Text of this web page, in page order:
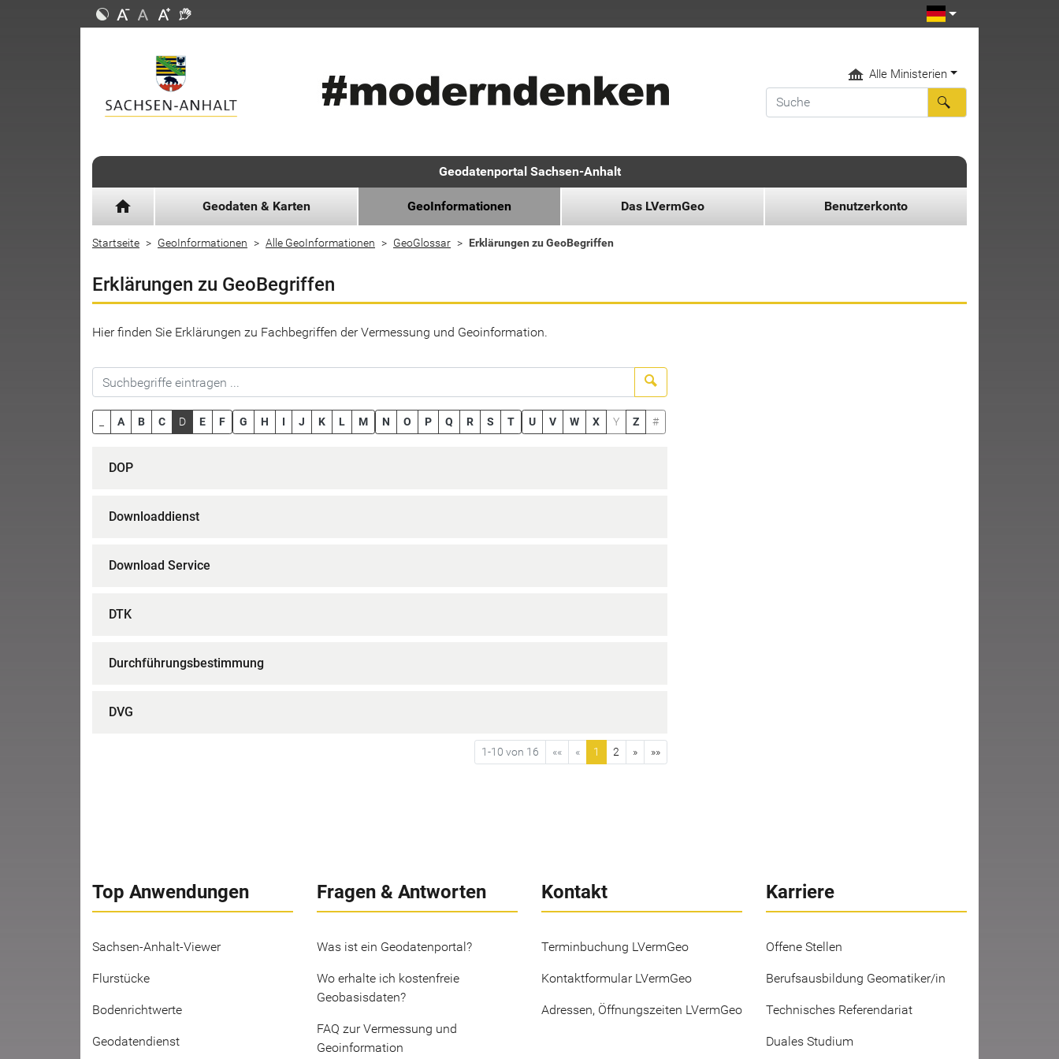
Alle Ministerien
Geodatenportal Sachsen-Anhalt
home Geodaten & Karten GeoInformationen Das LVermGeo Benutzerkonto
Startseite GeoInformationen Alle GeoInformationen GeoGlossar Erklärungen zu GeoBegriffen
Erklärungen zu GeoBegriffen
Hier finden Sie Erklärungen zu Fachbegriffen der Vermessung und Geoinformation.
A B C D E F G H I J K L M N O P Q R S T U V W X Y Z #
DOP
Downloaddienst
Download Service
DTK
Durchführungsbestimmung
DVG
1-10 von 16 «« « 1 2 » »»
Top Anwendungen
Sachsen-Anhalt-Viewer
Flurstücke
Bodenrichtwerte
Geodatendienst
Fragen & Antworten
Was ist ein Geodatenportal?
Wo erhalte ich kostenfreie
Geobasisdaten?
FAQ zur Vermessung und
Geoinformation
Kontakt
Terminbuchung LVermGeo
Kontaktformular LVermGeo
Adressen, Öffnungszeiten LVermGeo
Karriere
Offene Stellen
Berufsausbildung Geomatiker/in
Technisches Referendariat
Duales Studium